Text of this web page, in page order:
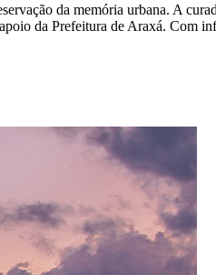
da memória urbana. A
da Prefeitura de Araxá. Com